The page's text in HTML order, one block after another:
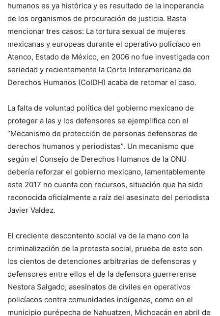
humanos es ya histórica y es resultado de la inoperancia
de los organismos de procuración de justicia. Basta
mencionar tres casos: La tortura sexual de mujeres
mexicanas y europeas durante el operativo policíaco en
Atenco, Estado de México, en 2006 no fue investigada con
seriedad y recientemente la Corte Interamericana de
Derechos Humanos (CoIDH) acaba de retomar el caso.
La falta de voluntad política del gobierno mexicano de
proteger a las y los defensores se ejemplifica con el
“Mecanismo de protección de personas defensoras de
derechos humanos y periodistas”. Un mecanismo que
según el Consejo de Derechos Humanos de la ONU
debería reforzar el gobierno mexicano, lamentablemente
este 2017 no cuenta con recursos, situación que ha sido
reconocida oficialmente a raíz del asesinato del periodista
Javier Valdez.
El creciente descontento social va de la mano con la
criminalización de la protesta social, prueba de esto son
los cientos de detenciones arbitrarias de defensoras y
defensores entre ellos el de la defensora guerrerense
Nestora Salgado; asesinatos de civiles en operativos
policíacos contra comunidades indígenas, como en el
municipio purépecha de Nahuatzen, Michoacán en abril de